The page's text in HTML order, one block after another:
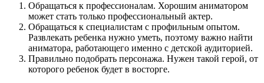
Обращаться к профессионалам. Хорошим аниматором
может стать только профессиональный актер.
Обращаться к специалистам с профильным опытом.
Развлекать ребенка нужно уметь, поэтому важно найти
аниматора, работающего именно с детской аудиторией.
Правильно подобрать персонажа. Нужен такой герой, от
которого ребенок будет в восторге.